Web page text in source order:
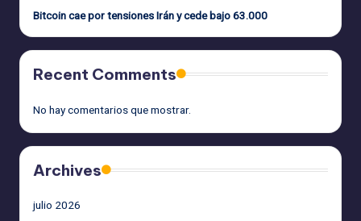
Bitcoin cae por tensiones Irán y cede bajo 63.000
Recent Comments
No hay comentarios que mostrar.
Archives
julio 2026